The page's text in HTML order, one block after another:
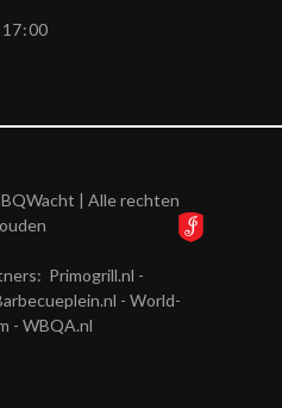
| Alle rechten
Primogrill.nl -
- World-
- WBQA.nl